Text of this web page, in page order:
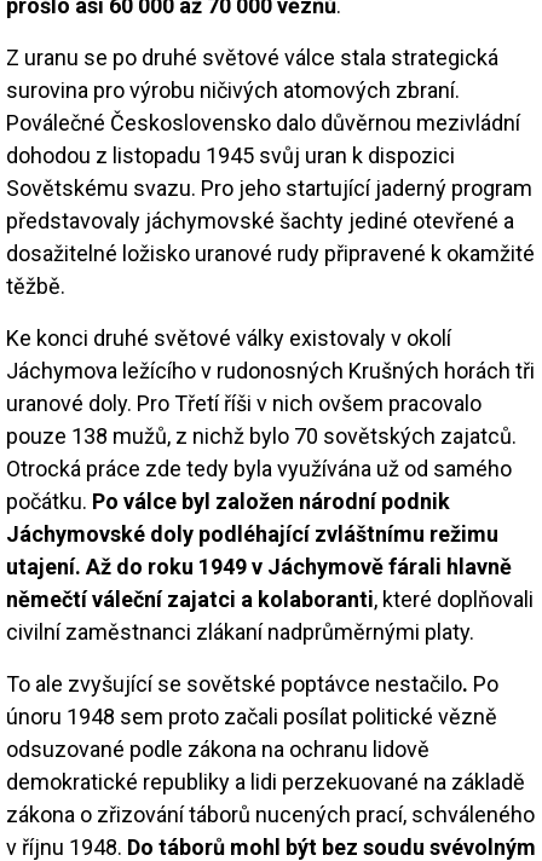
prošlo asi 60 000 až 70 000 vězňů.
Z uranu se po druhé světové válce stala strategická
surovina pro výrobu ničivých atomových zbraní.
Poválečné Československo dalo důvěrnou mezivládní
dohodou z listopadu 1945 svůj uran k dispozici
Sovětskému svazu. Pro jeho startující jaderný program
představovaly jáchymovské šachty jediné otevřené a
dosažitelné ložisko uranové rudy připravené k okamžité
těžbě.
Ke konci druhé světové války existovaly v okolí
Jáchymova ležícího v rudonosných Krušných horách tři
uranové doly. Pro Třetí říši v nich ovšem pracovalo
pouze 138 mužů, z nichž bylo 70 sovětských zajatců.
Otrocká práce zde tedy byla využívána už od samého
počátku. Po válce byl založen národní podnik
Jáchymovské doly podléhající zvláštnímu režimu
utajení. Až do roku 1949 v Jáchymově fárali hlavně
němečtí váleční zajatci a kolaboranti, které doplňovali
civilní zaměstnanci zlákaní nadprůměrnými platy.
To ale zvyšující se sovětské poptávce nestačilo. Po
únoru 1948 sem proto začali posílat politické vězně
odsuzované podle zákona na ochranu lidově
demokratické republiky a lidi perzekuované na základě
zákona o zřizování táborů nucených prací, schváleného
v říjnu 1948. Do táborů mohl být bez soudu svévolným